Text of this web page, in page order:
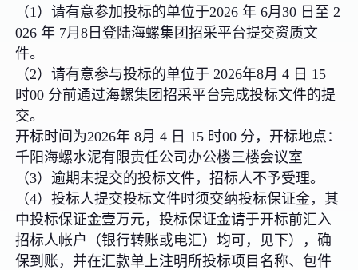
（1）请有意参加投标的单位于2026 年 6月30 日至 2
026 年 7月8日登陆海螺集团招采平台提交资质文
件。
（2）请有意参与投标的单位于 2026年8月 4 日 15
时00 分前通过海螺集团招采平台完成投标文件的提
交。
开标时间为2026年 8月 4 日 15 时00 分，开标地点：
千阳海螺水泥有限责任公司办公楼三楼会议室
（3）逾期未提交的投标文件，招标人不予受理。
（4）投标人提交投标文件时须交纳投标保证金，其
中投标保证金壹万元，投标保证金请于开标前汇入
招标人帐户（银行转账或电汇）均可，见下），确
保到账，并在汇款单上注明所投标项目名称、包件